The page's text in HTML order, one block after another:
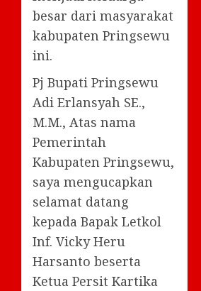
besar dari masyarakat
kabupaten Pringsewu
ini.
Pj Bupati Pringsewu
Adi Erlansyah SE.,
M.M., Atas nama
Pemerintah
Kabupaten Pringsewu,
saya mengucapkan
selamat datang
kepada Bapak Letkol
Inf. Vicky Heru
Harsanto beserta
Ketua Persit Kartika